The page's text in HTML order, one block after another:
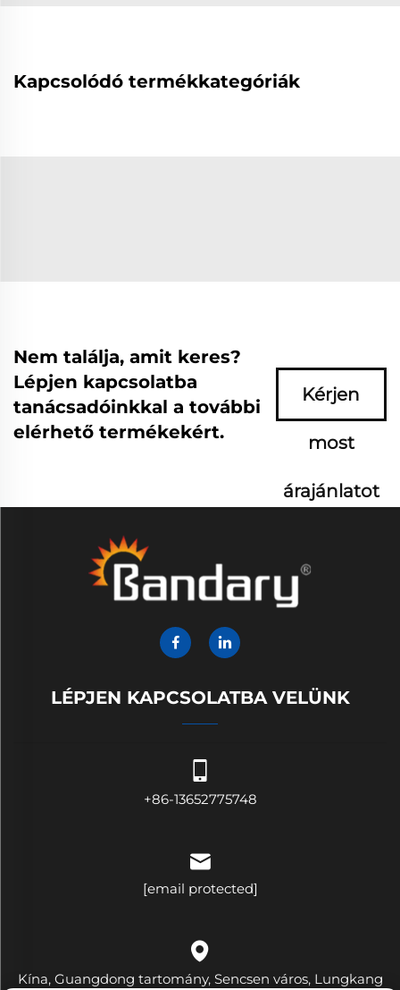
Kapcsolódó termékkategóriák
Nem találja, amit keres?
Lépjen kapcsolatba
tanácsadóinkkal a további
elérhető termékekért.
Kérjen
most
árajánlatot
LÉPJEN KAPCSOLATBA VELÜNK
+86-13652775748
[email protected]
Kína, Guangdong tartomány, Sencsen város, Lungkang